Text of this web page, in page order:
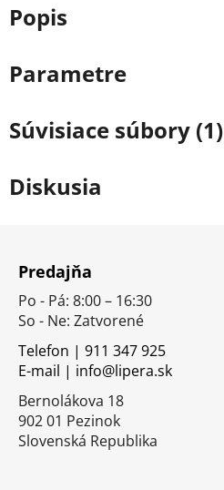
Popis
Parametre
Súvisiace súbory (1)
Diskusia
Predajňa
Po - Pá: 8:00 – 16:30
So - Ne: Zatvorené
Telefon | 911 347 925
E-mail | info@lipera.sk
Bernolákova 18
902 01 Pezinok
Slovenská Republika